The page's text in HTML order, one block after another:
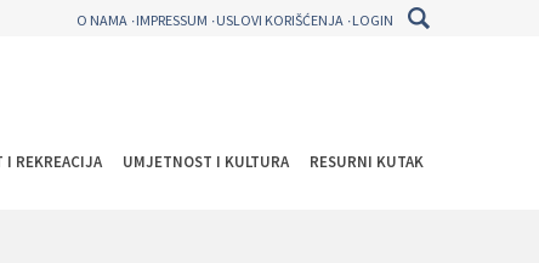
O NAMA IMPRESSUM USLOVI KORIŠĆENJA LOGIN
I REKREACIJA UMJETNOST I KULTURA RESURNI KUTAK